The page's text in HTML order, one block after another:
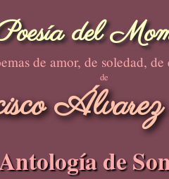
del
de amor, de soledad, de
de
de